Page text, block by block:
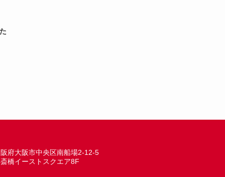
府大阪市中央区南船場2-12-5
橋イーストスクエア8F